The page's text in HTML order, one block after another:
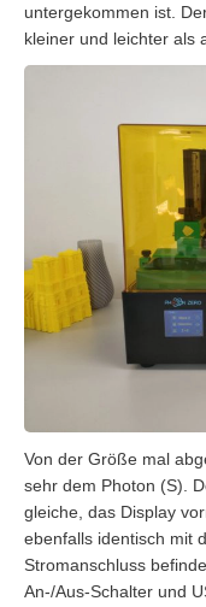
untergekommen ist.
kleiner und leichter als
Von der Größe mal
sehr dem Photon (S).
gleiche, das Display
ebenfalls identisch mit
Stromanschluss
An-/Aus-Schalter und